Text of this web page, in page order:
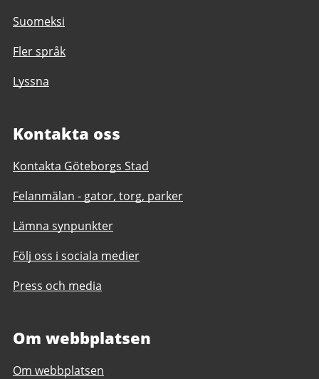
Suomeksi
Fler språk
Lyssna
Kontakta oss
Kontakta Göteborgs Stad
Felanmälan - gator, torg, parker
Lämna synpunkter
Följ oss i sociala medier
Press och media
Om webbplatsen
Om webbplatsen